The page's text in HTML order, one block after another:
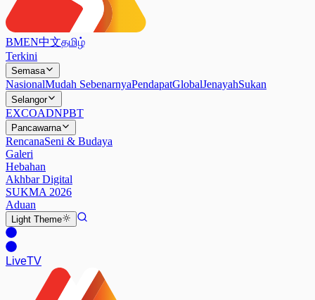
BMEN中文தமிழ்
Terkini
Semasa
NasionalMudah SebenarnyaPendapatGlobalJenayahSukan
Selangor
EXCOADNPBT
Pancawarna
RencanaSeni & Budaya
Galeri
Hebahan
Akhbar Digital
SUKMA 2026
Aduan
Light Theme
LiveTV